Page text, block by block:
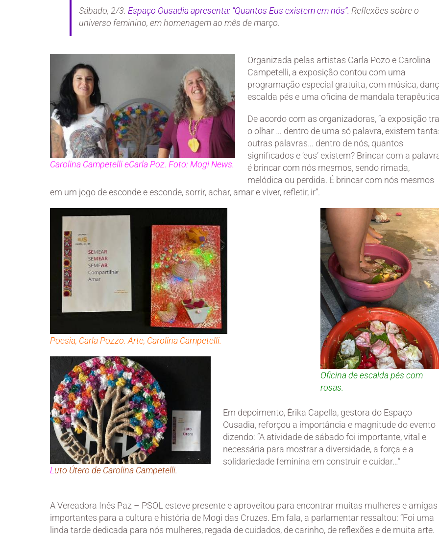
Sábado, 2/3. Espaço Ousadia apresenta: “Quantos Eus existem em nós”. Reflexões sobre o
universo feminino, em homenagem ao mês de março.
Carolina Campetelli eCarla Poz. Foto: Mogi News.
Organizada pelas artistas Carla Pozo e Carolina
Campetelli, a exposição contou com uma
programação especial gratuita, com música,
escalda pés e uma oficina de mandala
De acordo com as organizadoras, “a exposição
o olhar … dentro de uma só palavra, existem
outras palavras… dentro de nós, quantos
significados e ‘eus’ existem? Brincar com a
é brincar com nós mesmos, sendo rimada,
melódica ou perdida. É brincar com nós mesmos
em um jogo de esconde e esconde, sorrir, achar, amar e viver, refletir, ir”.
Oficina de escalda pés com
rosas.
Poesia, Carla Pozzo. Arte, Carolina Campetelli.
L uto Útero de Carolina Campetelli.
Em depoimento, Érika Capella, gestora do Espaço
Ousadia, reforçou a importância e magnitude do evento
dizendo: “A atividade de sábado foi importante, vital e
necessária para mostrar a diversidade, a força e a
solidariedade feminina em construir e cuidar…”
A Vereadora Inês Paz – PSOL esteve presente e aproveitou para encontrar muitas mulheres e amigas
importantes para a cultura e história de Mogi das Cruzes. Em fala, a parlamentar ressaltou: ”Foi uma
linda tarde dedicada para nós mulheres, regada de cuidados, de carinho, de reflexões e de muita arte.